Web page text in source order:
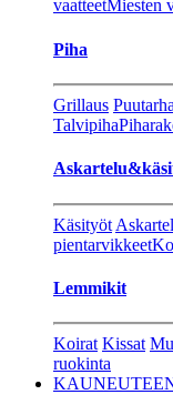
vaatteetMiesten
Piha
Grillaus Puutarha
Talvipiha
Käsityöt
pientarvikkeet
Lemmikit
Koirat Kissat
ruokinta